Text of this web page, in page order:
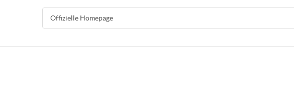
Offizielle Homepage